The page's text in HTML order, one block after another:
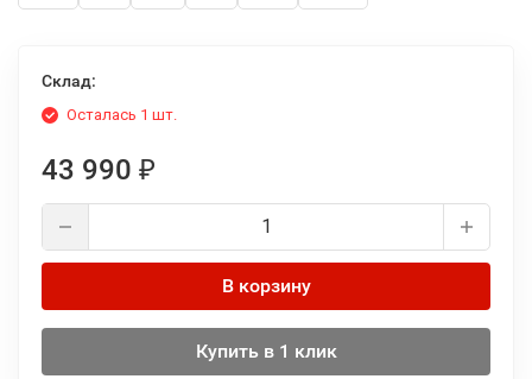
Склад:
Осталась 1 шт.
43 990 ₽
В корзину
Купить в 1 клик